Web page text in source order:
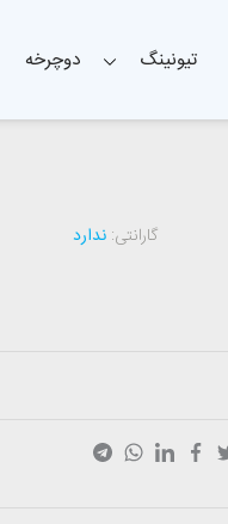
تیونینگ دوچرخه
گارانتی: ندارد